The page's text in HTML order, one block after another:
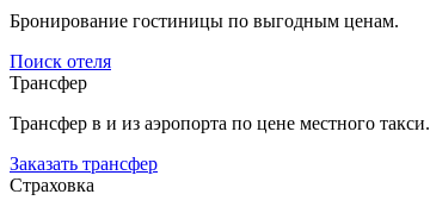
Бронирование гостиницы по выгодным ценам.
Поиск отеля
Трансфер
Трансфер в и из аэропорта по цене местного такси.
Заказать трансфер
Страховка